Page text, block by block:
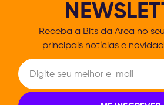
Receba a Bits da Area no
principais notícias e